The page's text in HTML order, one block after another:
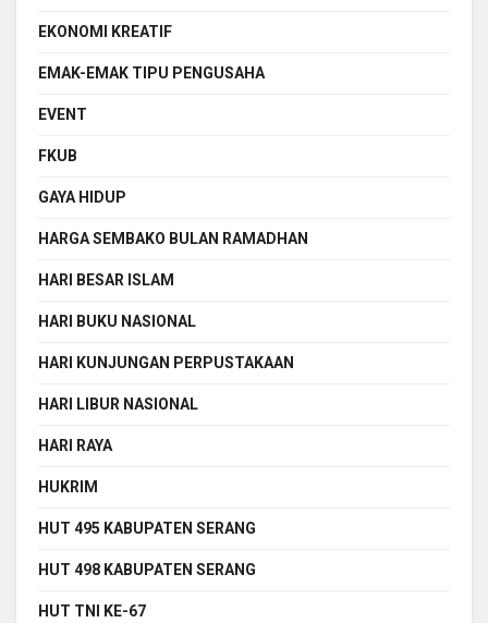
EKONOMI KREATIF
EMAK-EMAK TIPU PENGUSAHA
EVENT
FKUB
GAYA HIDUP
HARGA SEMBAKO BULAN RAMADHAN
HARI BESAR ISLAM
HARI BUKU NASIONAL
HARI KUNJUNGAN PERPUSTAKAAN
HARI LIBUR NASIONAL
HARI RAYA
HUKRIM
HUT 495 KABUPATEN SERANG
HUT 498 KABUPATEN SERANG
HUT TNI KE-67